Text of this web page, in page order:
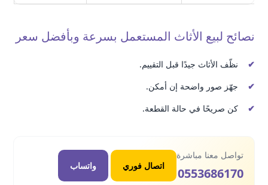
نصائح لبيع الأثاث المستعمل بسرعة وبأفضل سعر
نظّف الأثاث جيدًا قبل التقييم.
جهّز صور واضحة إن أمكن.
كن صريحًا في حالة القطعة.
تواصل معنا مباشرة
0553686170 اتصال فوري واتساب